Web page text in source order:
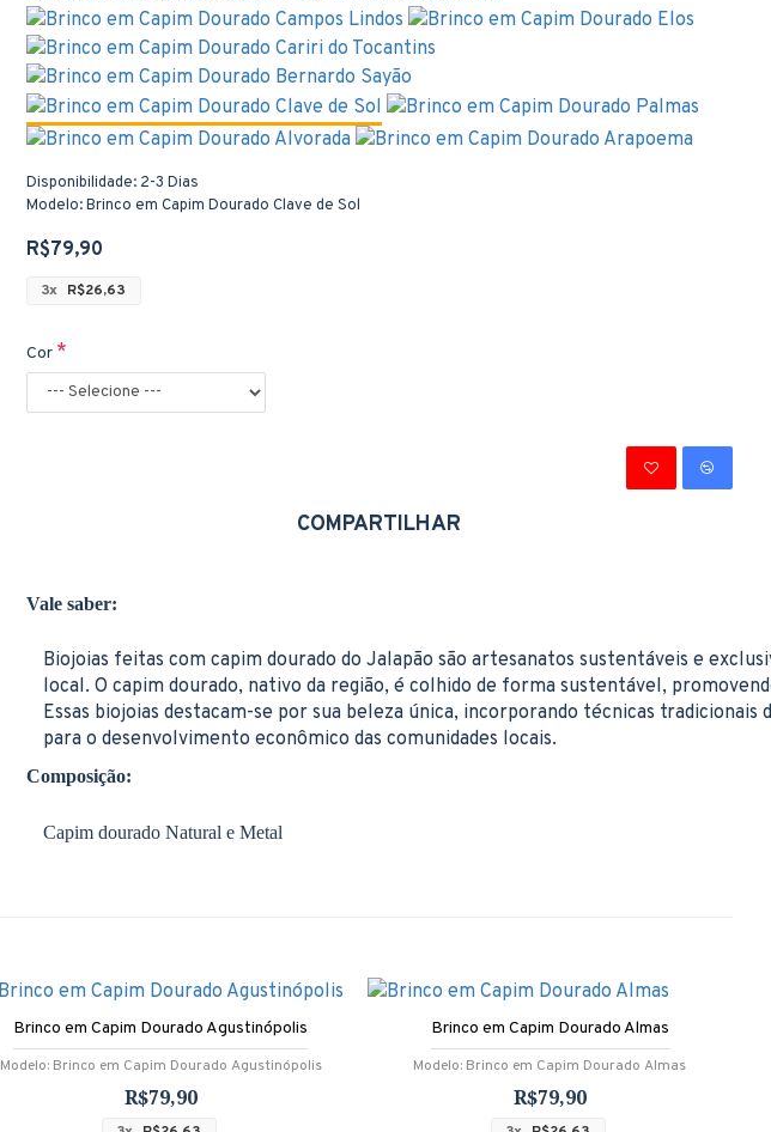
Disponibilidade: 2-3 Dias
Modelo:Brinco em Capim Dourado Clave de Sol
R$79,90
3x R$26,63
Cor
COMPARTILHAR
Vale saber:
Biojoias feitas com capim dourado do Jalapão são artesanatos sustentáveis e
local. O capim dourado, nativo da região, é colhido de forma sustentável,
Essas biojoias destacam-se por sua beleza única, incorporando técnicas
para o desenvolvimento econômico das comunidades locais.
Composição:
Capim dourado Natural e Metal
Modelo: Brinco em Capim Dourado Agustinópolis
Brinco em Capim Dourado Agustinópolis
R$79,90
Modelo: Brinco em Capim Dourado Almas
Brinco em Capim Dourado Almas
R$79,90